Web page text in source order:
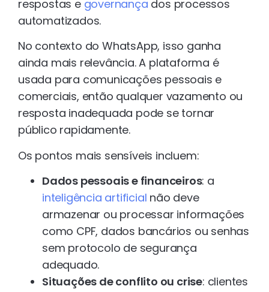
respostas e governança dos processos
automatizados.
No contexto do WhatsApp, isso ganha
ainda mais relevância. A plataforma é
usada para comunicações pessoais e
comerciais, então qualquer vazamento ou
resposta inadequada pode se tornar
público rapidamente.
Os pontos mais sensíveis incluem:
Dados pessoais e financeiros: a
inteligência artificial não deve
armazenar ou processar informações
como CPF, dados bancários ou senhas
sem protocolo de segurança
adequado.
Situações de conflito ou crise: clientes